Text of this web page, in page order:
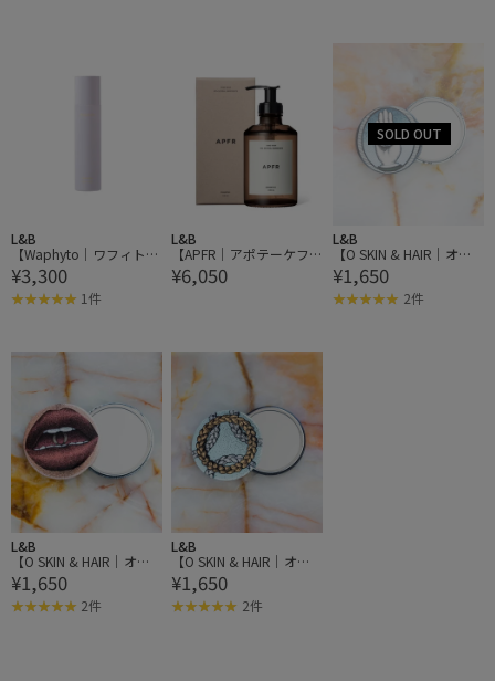
L&B
【Waphyto｜ワフィト】
インティメイト ウォッ
シュ【フェムテック】
¥3,300
1件
L&B
【APFR｜アポテーケフ
レグランス】＜季節限定
＞HAND WASH OSMANTH
¥6,050
L&B
【O SKIN & HAIR｜オ
ー・スキン アンド ヘ
ア】O MILLER （オー・
ミラー）
¥1,650
2件
L&B
【O SKIN & HAIR｜オ
ー・スキン アンド ヘ
ア】O MILLER （オー・
ミラー）
¥1,650
2件
L&B
【O SKIN & HAIR｜オ
ー・スキン アンド ヘ
ア】O MILLER （オー・
ミラー）
¥1,650
2件